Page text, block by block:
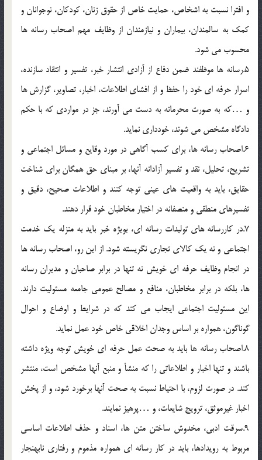
و افترا نسبت به اشخاص، حمايت خاص از حقوق زنان، کودکان، نوجوانان و
کمک به سالمندان، بيماران و نيازمندان از وظايف مهم اصحاب رسانه ها
محسوب مي شود.
5.رسانه ها موظفند ضمن دفاع از آزادي انتشار خبر، تفسير و انتقاد سازنده،
اسرار حرفه اي خود را حفظ و از افشاي اطلاعات، اخبار، تصاوير، گزارش ها
و …که به صورت محرمانه به دست مي آورند، جز در مواردي که با حکم
دادگاه مشخص مي شوند، خودداري نمايد.
6.اصحاب رسانه ها، براي کسب آگاهي در مورد وقايع و مسائل اجتماعي و
تشريح، تحليل، نقد و تفسير آزادانه آنها، بر مبناي حق همگان براي شناخت
حقايق، بايد به واقعيت هاي عيني توجه کنند و اطلاعات صحيح، دقيق و
تفسيرهاي منطقي و منصفانه در اختيار مخاطبان خود قرار دهند.
7.در کاررسانه هاي توليدات رسانه اي، بويژه خبر بايد به منزله يک خدمت
اجتماعي و نه يک کالاي تجاري نگريسته شود. از اين رو، اصحاب رسانه ها
در انجام وظايف حرفه اي خويش نه تنها در برابر صاحبان و مديران رسانه
ها، بلکه در برابر مخاطبان، منافع و مصالح عمومي جامعه مسئوليت دارند.
اين مسئوليت اجتماعي ايجاب مي کند که در شرايط و اوضاع و احوال
گوناگون، همواره بر اساس وجدان اخلاقي خاص خود عمل نمايد.
8.اصحاب رسانه ها بايد به صحت عمل حرفه اي خويش توجه ويژه داشته
باشند و تنها اخبار و اطلاعاتي را که منشأ و منبع آنها مشخص است، منتشر
کند. در صورت لزوم، با احتياط نسبت به صحت آنها برخورد شود، و از پخش
اخبار غيرموثق، ترويج شايعات، و …پرهيز نمايند.
9.سرقت ادبي، مخدوش ساختن متن ها، اسناد و حذف اطلاعات اساسي
مربوط به رويدادها، بايد در کار رسانه اي همواره مذموم و رفتاري نابهنجار